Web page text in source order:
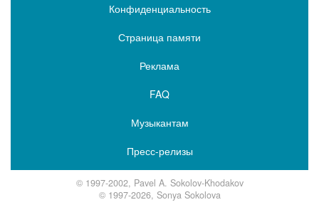
Конфиденциальность
Страница памяти
Реклама
FAQ
Музыкантам
Пресс-релизы
© 1997-2002, Pavel A. Sokolov-Khodakov
© 1997-2026, Sonya Sokolova